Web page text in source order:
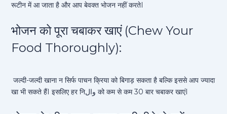
रूटीन में आ जाता है और आप बेवक्त भोजन नहीं करतेI
भोजन को पूरा चबाकर खाएं (Chew Your
Food Thoroughly):
जल्दी-जल्दी खाना न सिर्फ पाचन क्रिया को बिगाड़ सकता है बल्कि इससे आप ज्यादा
खा भी सकते हैंI इसलिए हर निوال को कम से कम 30 बार चबाकर खाएंI